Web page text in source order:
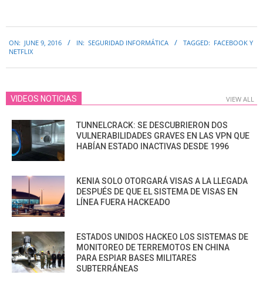
06-
ON: JUNE 9, 2016 IN: SEGURIDAD INFORMÁTICA TAGGED: FACEBOOK Y
NETFLIX
VIDEOS NOTICIAS VIEW ALL
TUNNELCRACK: SE DESCUBRIERON DOS
VULNERABILIDADES GRAVES EN LAS VPN QUE
HABÍAN ESTADO INACTIVAS DESDE 1996
KENIA SOLO OTORGARÁ VISAS A LA LLEGADA
DESPUÉS DE QUE EL SISTEMA DE VISAS EN
LÍNEA FUERA HACKEADO
ESTADOS UNIDOS HACKEO LOS SISTEMAS DE
MONITOREO DE TERREMOTOS EN CHINA
PARA ESPIAR BASES MILITARES
SUBTERRÁNEAS